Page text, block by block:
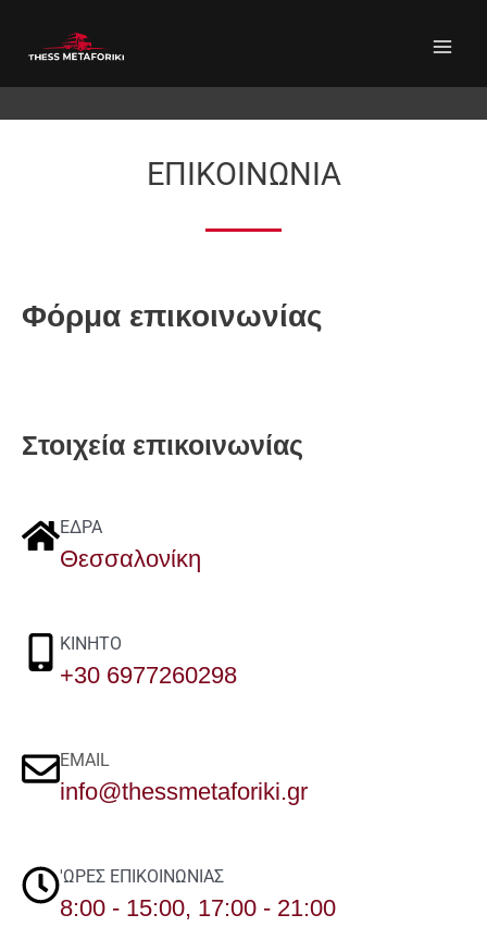
περιεχόμενο
ΕΠΙΚΟΙΝΩΝΙΑ
Φόρμα επικοινωνίας
Στοιχεία επικοινωνίας
ΈΔΡΑ
Θεσσαλονίκη
ΚΙΝΗΤΟ
+30 6977260298
EMAIL
info@thessmetaforiki.gr
'ΩΡΕΣ ΕΠΙΚΟΙΝΩΝΙΑΣ
8:00 - 15:00, 17:00 - 21:00